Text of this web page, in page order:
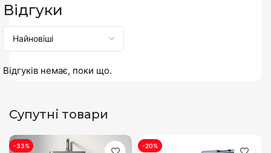
Відгуки
Відгуків немає, поки що.
Супутні товари
-33% -20%